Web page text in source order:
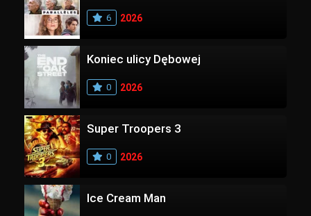
6 2026
Koniec ulicy Dębowej
0 2026
Super Troopers 3
0 2026
Ice Cream Man